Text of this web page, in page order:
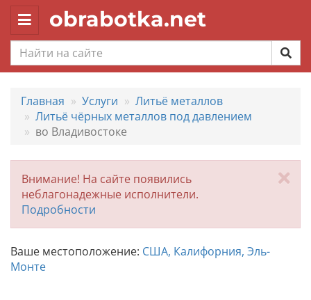
Toggle
navigation
obrabotka.net
Главная Услуги
Литьё металлов
Литьё чёрных металлов под давлением
во Владивостоке
Внимание! На сайте появились
неблагонадежные исполнители.
Подробности
Ваше местоположение: США, Калифорния, Эль-
Монте